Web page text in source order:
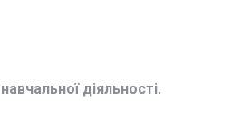
діяльності.